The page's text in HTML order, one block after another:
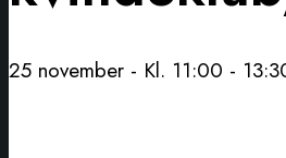
25 november - Kl. 11:00 -